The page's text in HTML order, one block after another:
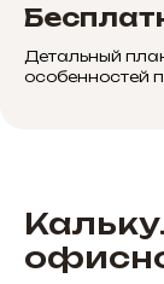
Детальный
особенностей